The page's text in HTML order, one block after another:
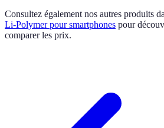
Consultez également nos autres produits
Li-Polymer pour smartphones pour
comparer les prix.